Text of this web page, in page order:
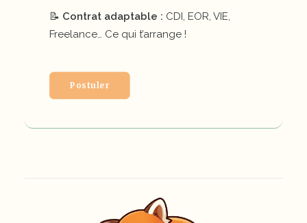
📝 Contrat adaptable : CDI, EOR, VIE,
Freelance… Ce qui t’arrange !
Postuler